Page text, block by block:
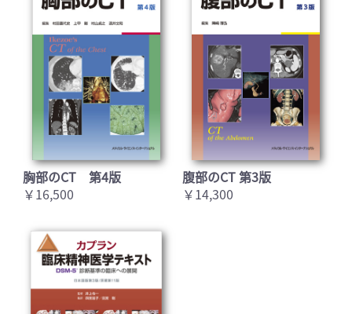
胸部のCT 第4版
￥16,500
腹部のCT 第3版
￥14,300